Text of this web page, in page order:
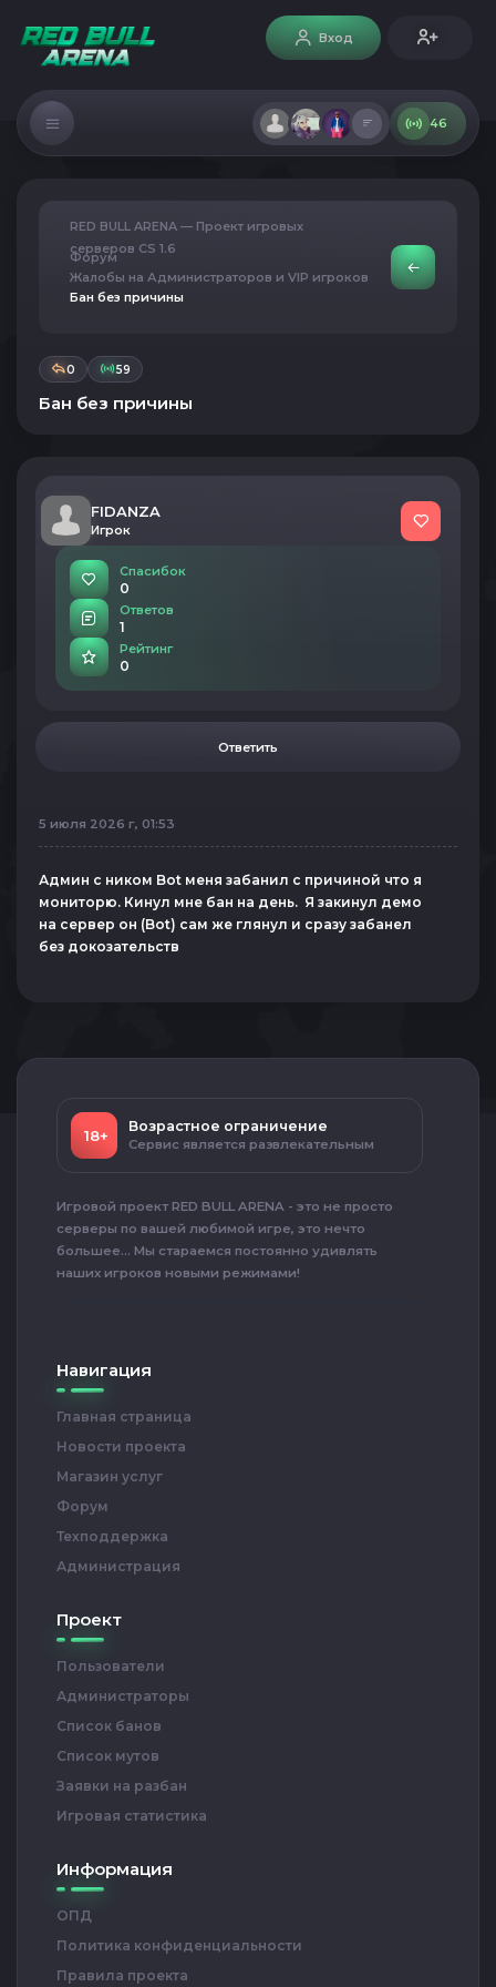
Вход
46
RED BULL ARENA — Проект игровых
серверов CS 1.6
Форум
Жалобы на Администраторов и VIP игроков
Бан без причины
0 59
Бан без причины
FIDANZA
Игрок
Спасибок
0
Ответов
1
Рейтинг
0
Ответить
5 июля 2026 г, 01:53
Админ с ником Bot меня забанил с причиной что я
мониторю. Кинул мне бан на день. Я закинул демо
на сервер он (Bot) cам же глянул и сразу забанел
без докозательств
18+
Возрастное ограничение
Сервис является развлекательным
Игровой проект RED BULL ARENA - это не просто
серверы по вашей любимой игре, это нечто
большее... Мы стараемся постоянно удивлять
наших игроков новыми режимами!
Навигация
Главная страница
Новости проекта
Магазин услуг
Форум
Техподдержка
Администрация
Проект
Пользователи
Администраторы
Список банов
Список мутов
Заявки на разбан
Игровая статистика
Информация
ОПД
Политика конфиденциальности
Правила проекта